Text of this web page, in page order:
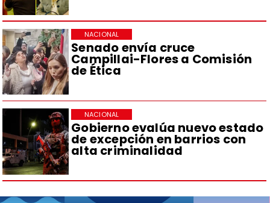
Senado envía cruce
Campillai-Flores a Comisión
de Ética
NACIONAL
Gobierno evalúa nuevo estado
de excepción en barrios con
alta criminalidad
NACIONAL